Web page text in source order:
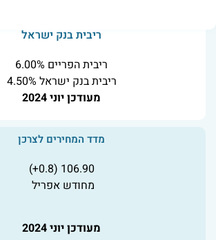
ריבית בנק ישראל
ריבית הפריים 6.00%
ריבית בנק ישראל 4.50%
מעודכן יוני 2024
מדד המחירים לצרכן
106.90 (0.8+)
מחודש אפריל
מעודכן יוני 2024